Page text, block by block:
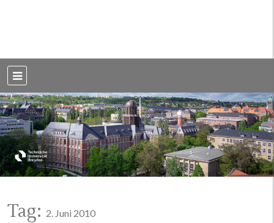
Dresden
Tag: 2. Juni 2010